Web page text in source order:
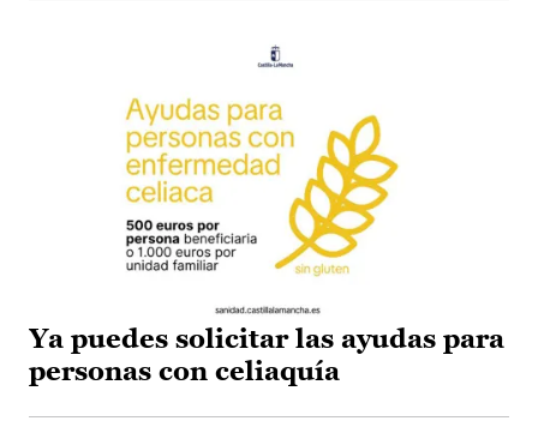
Ya puedes solicitar las ayudas para
personas con celiaquía